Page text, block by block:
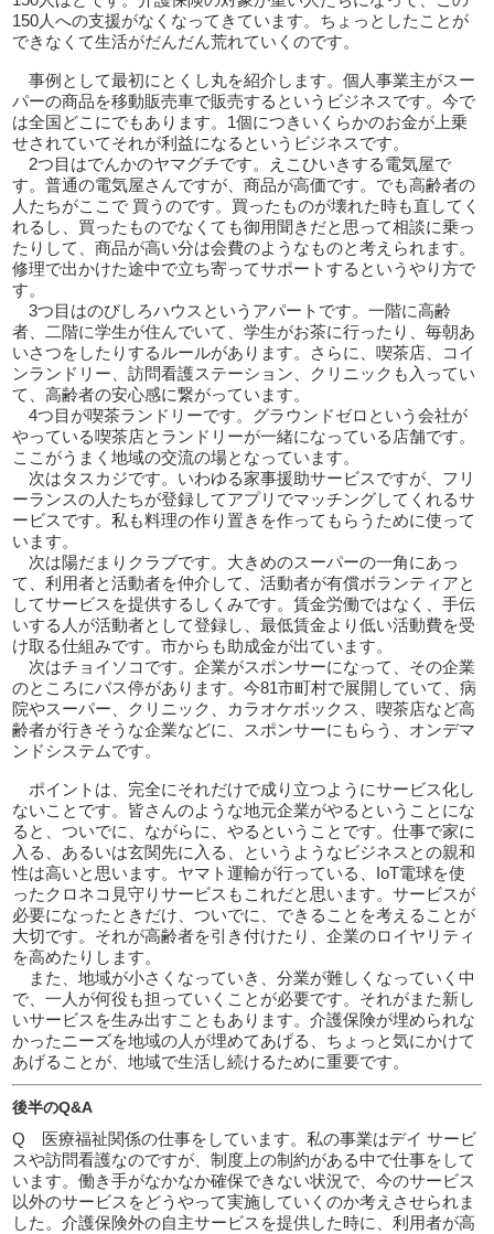
150人への支援がなくなってきています。ちょっとしたことが
できなくて生活がだんだん荒れていくのです。
事例として最初にとくし丸を紹介します。個人事業主がスー
パーの商品を移動販売車で販売するというビジネスです。今で
は全国どこにでもあります。1個につきいくらかのお金が上乗
せされていてそれが利益になるというビジネスです。
2つ目はでんかのヤマグチです。えこひいきする電気屋で
す。普通の電気屋さんですが、商品が高価です。でも高齢者の
人たちがここで 買うのです。買ったものが壊れた時も直してく
れるし、買ったものでなくても御用聞きだと思って相談に乗っ
たりして、商品が高い分は会費のようなものと考えられます。
修理で出かけた途中で立ち寄ってサポートするというやり方で
す。
3つ目はのびしろハウスというアパートです。一階に高齢
者、二階に学生が住んでいて、学生がお茶に行ったり、毎朝あ
いさつをしたりするルールがあります。さらに、喫茶店、コイ
ンランドリー、訪問看護ステーション、クリニックも入ってい
て、高齢者の安心感に繋がっています。
4つ目が喫茶ランドリーです。グラウンドゼロという会社が
やっている喫茶店とランドリーが一緒になっている店舗です。
ここがうまく地域の交流の場となっています。
次はタスカジです。いわゆる家事援助サービスですが、フリ
ーランスの人たちが登録してアプリでマッチングしてくれるサ
ービスです。私も料理の作り置きを作ってもらうために使って
います。
次は陽だまりクラブです。大きめのスーパーの一角にあっ
て、利用者と活動者を仲介して、活動者が有償ボランティアと
してサービスを提供するしくみです。賃金労働ではなく、手伝
いする人が活動者として登録し、最低賃金より低い活動費を受
け取る仕組みです。市からも助成金が出ています。
次はチョイソコです。企業がスポンサーになって、その企業
のところにバス停があります。今81市町村で展開していて、病
院やスーパー、クリニック、カラオケボックス、喫茶店など高
齢者が行きそうな企業などに、スポンサーにもらう、オンデマ
ンドシステムです。
ポイントは、完全にそれだけで成り立つようにサービス化し
ないことです。皆さんのような地元企業がやるということにな
ると、ついでに、ながらに、やるということです。仕事で家に
入る、あるいは玄関先に入る、というようなビジネスとの親和
性は高いと思います。ヤマト運輸が行っている、IoT電球を使
ったクロネコ見守りサービスもこれだと思います。サービスが
必要になったときだけ、ついでに、できることを考えることが
大切です。それが高齢者を引き付けたり、企業のロイヤリティ
を高めたりします。
また、地域が小さくなっていき、分業が難しくなっていく中
で、一人が何役も担っていくことが必要です。それがまた新し
いサービスを生み出すこともあります。介護保険が埋められな
かったニーズを地域の人が埋めてあげる、ちょっと気にかけて
あげることが、地域で生活し続けるために重要です。
後半のQ&A
Q 医療福祉関係の仕事をしています。私の事業はデイ サービ
スや訪問看護なのですが、制度上の制約がある中で仕事をして
います。働き手がなかなか確保できない状況で、今のサービス
以外のサービスをどうやって実施していくのか考えさせられま
した。介護保険外の自主サービスを提供した時に、利用者が高